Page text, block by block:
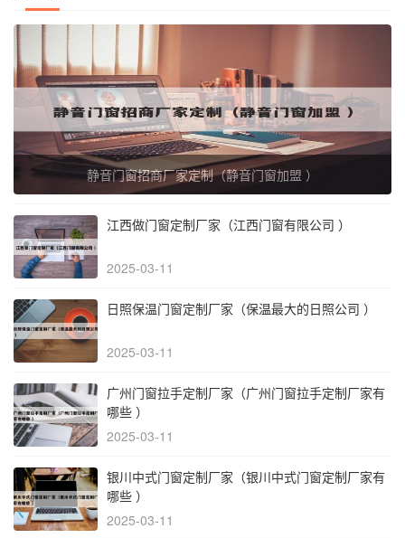
静音门窗招商厂家定制（静音门窗加盟 ）
江西做门窗定制厂家（江西门窗有限公司 ）
2025-03-11
日照保温门窗定制厂家（保温最大的日照公司 ）
2025-03-11
广州门窗拉手定制厂家（广州门窗拉手定制厂家有
哪些 ）
2025-03-11
银川中式门窗定制厂家（银川中式门窗定制厂家有
哪些 ）
2025-03-11